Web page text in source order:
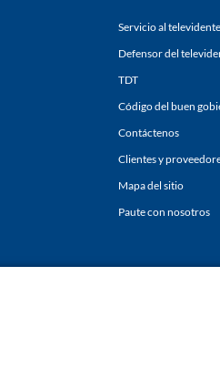
Servicio al televidente
Defensor del
TDT
Código del buen
Contáctenos
Clientes y
Mapa del sitio
Paute con nosotros